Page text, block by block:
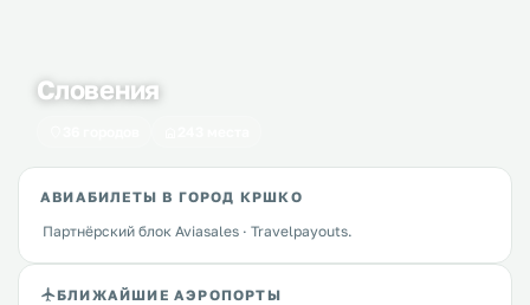
Словения
АВИАБИЛЕТЫ В ГОРОД КРШКО
Партнёрский блок Aviasales · Travelpayouts.
БЛИЖАЙШИЕ АЭРОПОРТЫ